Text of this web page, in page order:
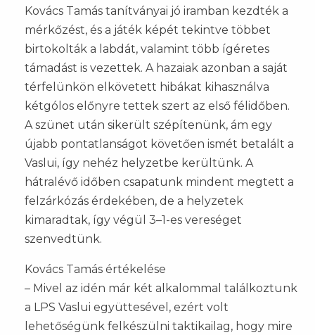
Kovács Tamás tanítványai jó iramban kezdték a
mérkőzést, és a játék képét tekintve többet
birtokolták a labdát, valamint több ígéretes
támadást is vezettek. A hazaiak azonban a saját
térfelünkön elkövetett hibákat kihasználva
kétgólos előnyre tettek szert az első félidőben.
A szünet után sikerült szépítenünk, ám egy
újabb pontatlanságot követően ismét betalált a
Vaslui, így nehéz helyzetbe kerültünk. A
hátralévő időben csapatunk mindent megtett a
felzárkózás érdekében, de a helyzetek
kimaradtak, így végül 3–1-es vereséget
szenvedtünk.
Kovács Tamás értékelése
– Mivel az idén már két alkalommal találkoztunk
a LPS Vaslui együttesével, ezért volt
lehetőségünk felkészülni taktikailag, hogy mire